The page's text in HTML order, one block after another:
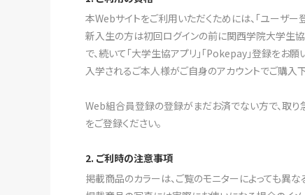
本Webサイトをご利用いただくためには、「ユーザー
新入生の方は初回ログインの前に関西学院大学生協
で、続いて「大学生協アプリ」「Pokepay」登録をお願
入学されるご本人様がご自身のアカウントでご購入下
Web組合員登録の登録がまだお済でない方で、取り
をご登録ください。
2. ご利時の注意事項
掲載商品のカラーは、ご覧のモニターによっても異